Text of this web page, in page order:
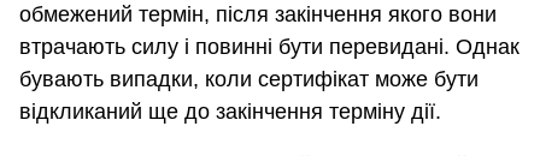
обмежений термін, після закінчення якого вони
втрачають силу і повинні бути перевидані. Однак
бувають випадки, коли сертифікат може бути
відкликаний ще до закінчення терміну дії.